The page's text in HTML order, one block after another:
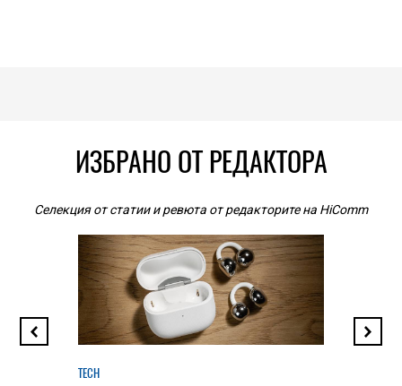
ИЗБРАНО ОТ РЕДАКТОРА
Селекция от статии и ревюта от редакторите на HiComm
TECH